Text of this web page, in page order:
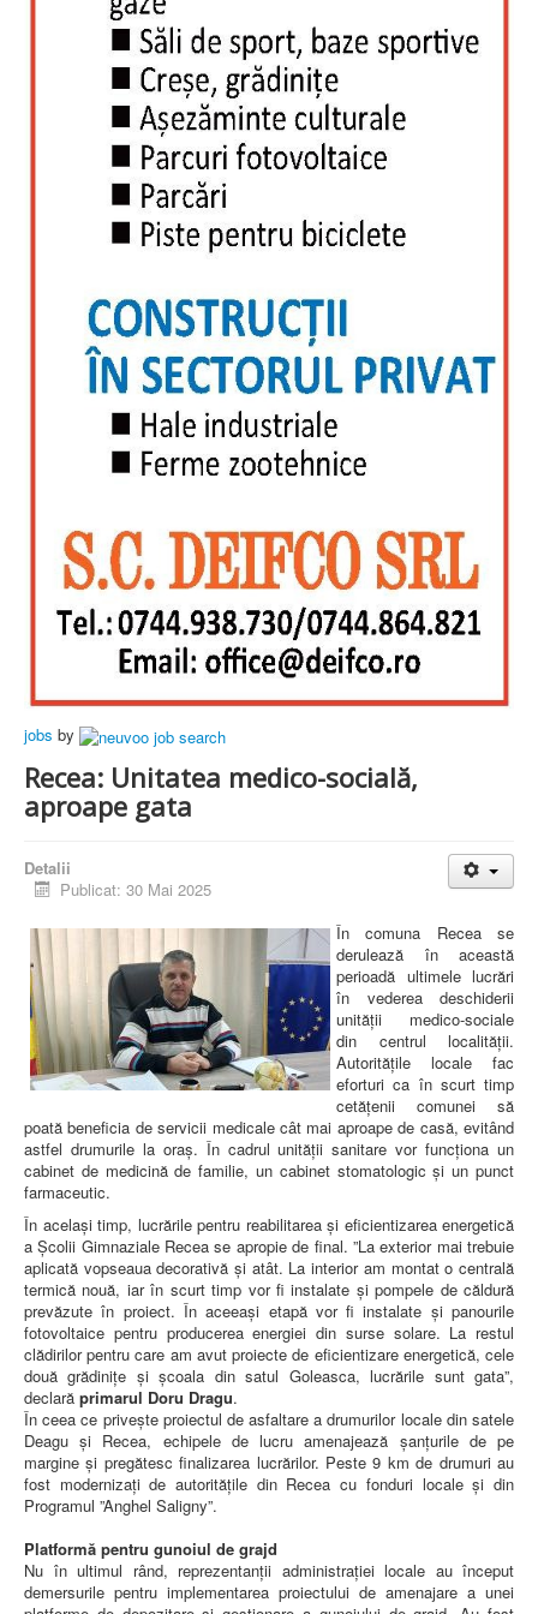
jobs by
Recea: Unitatea medico-socială,
aproape gata
Detalii
Publicat: 30 Mai 2025
În comuna Recea se
derulează în această
perioadă ultimele lucrări
în vederea deschiderii
unității medico-sociale
din centrul localității.
Autoritățile locale fac
eforturi ca în scurt timp
cetățenii comunei să
poată beneficia de servicii medicale cât mai aproape de casă, evitând
astfel drumurile la oraș. În cadrul unității sanitare vor funcționa un
cabinet de medicină de familie, un cabinet stomatologic și un punct
farmaceutic.
În același timp, lucrările pentru reabilitarea și eficientizarea energetică
a Școlii Gimnaziale Recea se apropie de final. ”La exterior mai trebuie
aplicată vopseaua decorativă și atât. La interior am montat o centrală
termică nouă, iar în scurt timp vor fi instalate și pompele de căldură
prevăzute în proiect. În aceeași etapă vor fi instalate și panourile
fotovoltaice pentru producerea energiei din surse solare. La restul
clădirilor pentru care am avut proiecte de eficientizare energetică, cele
două grădinițe și școala din satul Goleasca, lucrările sunt gata”,
declară primarul Doru Dragu.
În ceea ce privește proiectul de asfaltare a drumurilor locale din satele
Deagu și Recea, echipele de lucru amenajează șanțurile de pe
margine și pregătesc finalizarea lucrărilor. Peste 9 km de drumuri au
fost modernizați de autoritățile din Recea cu fonduri locale și din
Programul ”Anghel Saligny”.
Platformă pentru gunoiul de grajd
Nu în ultimul rând, reprezentanții administrației locale au început
demersurile pentru implementarea proiectului de amenajare a unei